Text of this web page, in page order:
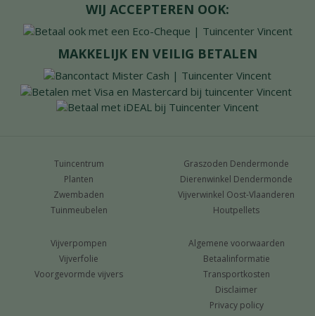
WIJ ACCEPTEREN OOK:
MAKKELIJK EN VEILIG BETALEN
Tuincentrum
Planten
Zwembaden
Tuinmeubelen
Graszoden Dendermonde
Dierenwinkel Dendermonde
Vijverwinkel Oost-Vlaanderen
Houtpellets
Vijverpompen
Vijverfolie
Voorgevormde vijvers
Algemene voorwaarden
Betaalinformatie
Transportkosten
Disclaimer
Privacy policy